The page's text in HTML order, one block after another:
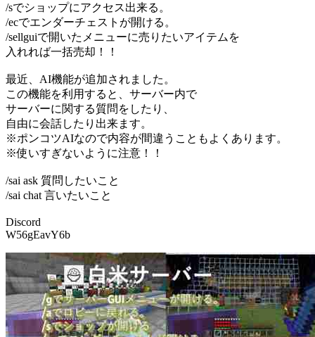
/sでショップにアクセス出来る。
/ecでエンダーチェストが開ける。
/sellguiで開いたメニューに売りたいアイテムを
入れれば一括売却！！
最近、AI機能が追加されました。
この機能を利用すると、サーバー内で
サーバーに関する質問をしたり、
自由に会話したり出来ます。
※ポンコツAIなので内容が間違うこともよくあります。
※使いすぎないように注意！！
/sai ask 質問したいこと
/sai chat 言いたいこと
Discord
W56gEavY6b